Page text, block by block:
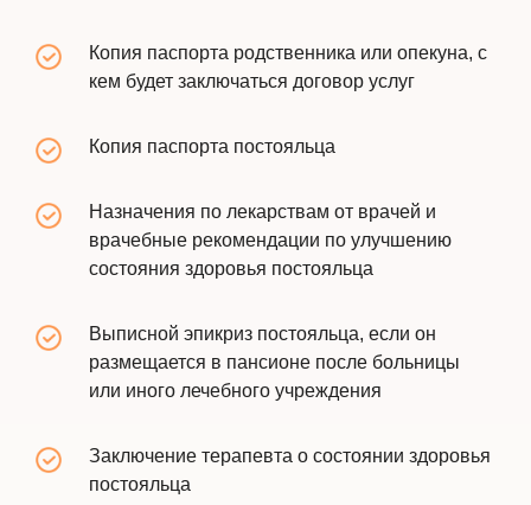
Копия паспорта родственника или опекуна, с
кем будет заключаться договор услуг
Копия паспорта постояльца
Назначения по лекарствам от врачей и
врачебные рекомендации по улучшению
состояния здоровья постояльца
Выписной эпикриз постояльца, если он
размещается в пансионе после больницы
или иного лечебного учреждения
Заключение терапевта о состоянии здоровья
постояльца